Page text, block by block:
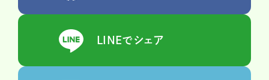
LINEでシェア